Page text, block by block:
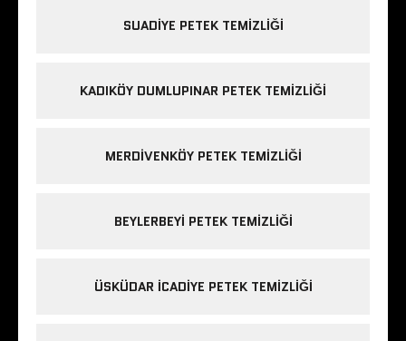
SUADIYE PETEK TEMIZLIĞI
KADIKÖY DUMLUPINAR PETEK TEMIZLIĞI
MERDIVENKÖY PETEK TEMIZLIĞI
BEYLERBEYI PETEK TEMIZLIĞI
ÜSKÜDAR ICADIYE PETEK TEMIZLIĞI